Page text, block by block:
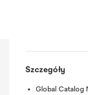
Szczegóły
Global Catalog